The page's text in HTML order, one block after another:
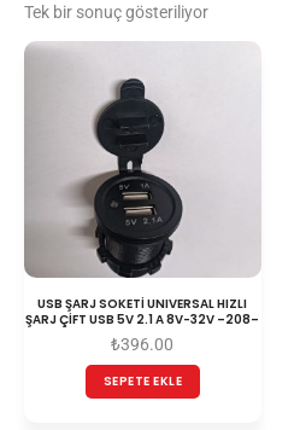
Tek bir sonuç gösteriliyor
USB ŞARJ SOKETİ UNIVERSAL HIZLI
ŞARJ ÇİFT USB 5V 2.1 A 8V-32V –208–
₺396.00
SEPETE EKLE